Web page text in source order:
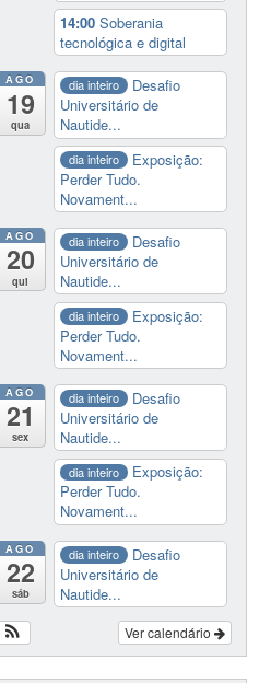
14:00Soberania
tecnológica e digital
AGO
19
qua
dia inteiro
Desafio
Universitário de
Nautide...
dia inteiro
Exposição:
Perder Tudo.
Novament...
AGO
20
qui
dia inteiro
Desafio
Universitário de
Nautide...
dia inteiro
Exposição:
Perder Tudo.
Novament...
AGO
21
sex
dia inteiro
Desafio
Universitário de
Nautide...
dia inteiro
Exposição:
Perder Tudo.
Novament...
AGO
22
sáb
dia inteiro
Desafio
Universitário de
Nautide...
Ver calendário